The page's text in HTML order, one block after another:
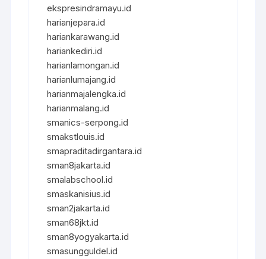
ekspresindramayu.id
harianjepara.id
hariankarawang.id
hariankediri.id
harianlamongan.id
harianlumajang.id
harianmajalengka.id
harianmalang.id
smanics-serpong.id
smakstlouis.id
smapraditadirgantara.id
sman8jakarta.id
smalabschool.id
smaskanisius.id
sman2jakarta.id
sman68jkt.id
sman8yogyakarta.id
smasungguldel.id